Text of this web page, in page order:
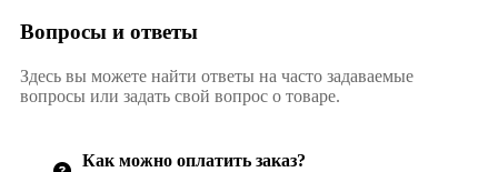
Вопросы и ответы
Здесь вы можете найти ответы на часто задаваемые
вопросы или задать свой вопрос о товаре.
Как можно оплатить заказ?